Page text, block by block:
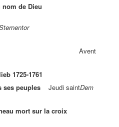
de Dieu
1725-1761
ses peuples
Jeudi saintDem
mort sur la croix